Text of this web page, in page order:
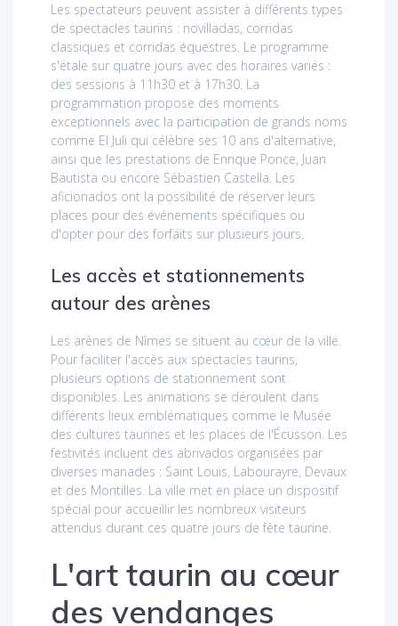
Les spectateurs peuvent assister à différents types
de spectacles taurins : novilladas, corridas
classiques et corridas équestres. Le programme
s'étale sur quatre jours avec des horaires variés :
des sessions à 11h30 et à 17h30. La
programmation propose des moments
exceptionnels avec la participation de grands noms
comme El Juli qui célèbre ses 10 ans d'alternative,
ainsi que les prestations de Enrique Ponce, Juan
Bautista ou encore Sébastien Castella. Les
aficionados ont la possibilité de réserver leurs
places pour des événements spécifiques ou
d'opter pour des forfaits sur plusieurs jours.
Les accès et stationnements
autour des arènes
Les arènes de Nîmes se situent au cœur de la ville.
Pour faciliter l'accès aux spectacles taurins,
plusieurs options de stationnement sont
disponibles. Les animations se déroulent dans
différents lieux emblématiques comme le Musée
des cultures taurines et les places de l'Écusson. Les
festivités incluent des abrivados organisées par
diverses manades : Saint Louis, Labourayre, Devaux
et des Montilles. La ville met en place un dispositif
spécial pour accueillir les nombreux visiteurs
attendus durant ces quatre jours de fête taurine.
L'art taurin au cœur
des vendanges